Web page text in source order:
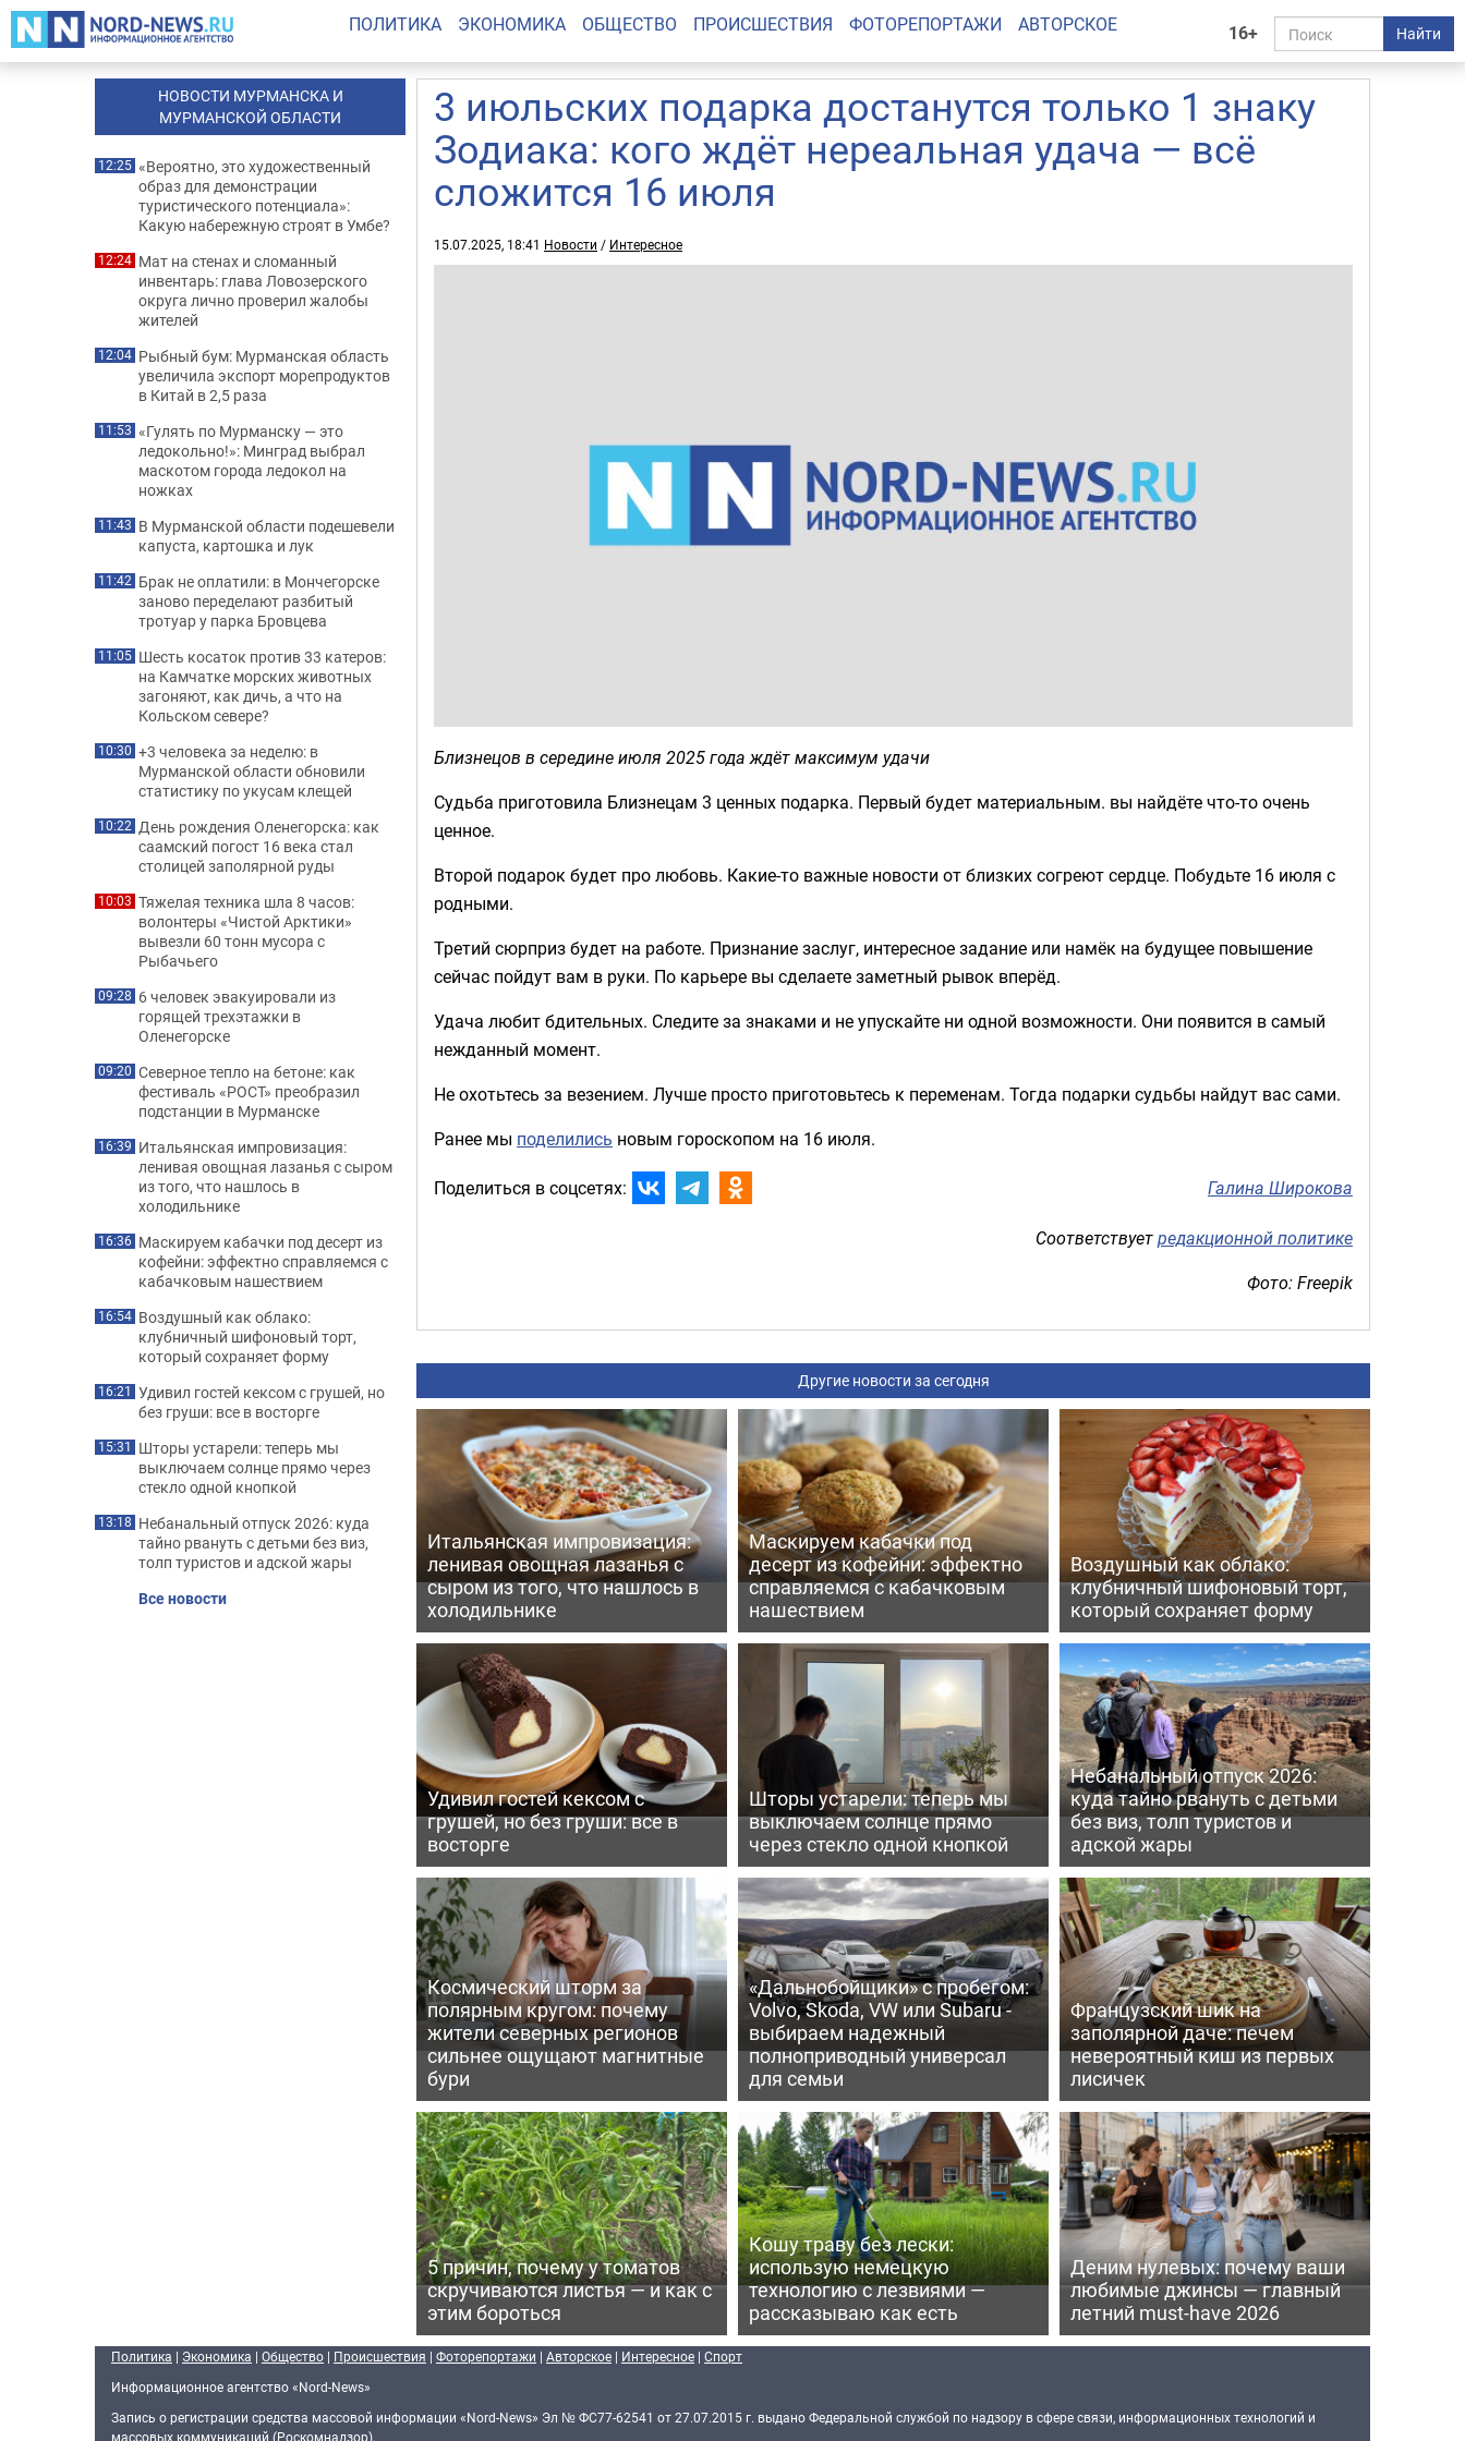
16+ Найти
ПОЛИТИКА ЭКОНОМИКА ОБЩЕСТВО ПРОИСШЕСТВИЯ ФОТОРЕПОРТАЖИ АВТОРСКОЕ
3 июльских подарка достанутся только 1 знаку
Зодиака: кого ждёт нереальная удача — всё
сложится 16 июля
15.07.2025, 18:41 Новости / Интересное
Близнецов в середине июля 2025 года ждёт максимум удачи
Судьба приготовила Близнецам 3 ценных подарка. Первый будет материальным. вы найдёте что-то очень
ценное.
Второй подарок будет про любовь. Какие-то важные новости от близких согреют сердце. Побудьте 16 июля с
родными.
Третий сюрприз будет на работе. Признание заслуг, интересное задание или намёк на будущее повышение
сейчас пойдут вам в руки. По карьере вы сделаете заметный рывок вперёд.
Удача любит бдительных. Следите за знаками и не упускайте ни одной возможности. Они появится в самый
нежданный момент.
Не охотьтесь за везением. Лучше просто приготовьтесь к переменам. Тогда подарки судьбы найдут вас сами.
Ранее мы поделились новым гороскопом на 16 июля.
Поделиться в соцсетях: Галина Широкова
Соответствуетредакционной политике
Фото: Freepik
Другие новости за сегодня
Итальянская импровизация:
ленивая овощная лазанья с
сыром из того, что нашлось в
холодильнике
Маскируем кабачки под
десерт из кофейни: эффектно
справляемся с кабачковым
нашествием
Воздушный как облако:
клубничный шифоновый торт,
который сохраняет форму
Удивил гостей кексом с
грушей, но без груши: все в
восторге
Шторы устарели: теперь мы
выключаем солнце прямо
через стекло одной кнопкой
Небанальный отпуск 2026:
куда тайно рвануть с детьми
без виз, толп туристов и
адской жары
Космический шторм за
полярным кругом: почему
жители северных регионов
сильнее ощущают магнитные
бури
«Дальнобойщики» с пробегом:
Volvo, Skoda, VW или Subaru -
выбираем надежный
полноприводный универсал
для семьи
Французский шик на
заполярной даче: печем
невероятный киш из первых
лисичек
5 причин, почему у томатов
скручиваются листья — и как с
этим бороться
Кошу траву без лески:
использую немецкую
технологию с лезвиями —
рассказываю как есть
Деним нулевых: почему ваши
любимые джинсы — главный
летний must-have 2026
НОВОСТИ МУРМАНСКА И
МУРМАНСКОЙ ОБЛАСТИ
12:25 «Вероятно, это художественный
образ для демонстрации
туристического потенциала»:
Какую набережную строят в Умбе?
12:24 Мат на стенах и сломанный
инвентарь: глава Ловозерского
округа лично проверил жалобы
жителей
12:04 Рыбный бум: Мурманская область
увеличила экспорт морепродуктов
в Китай в 2,5 раза
11:53 «Гулять по Мурманску — это
ледокольно!»: Минград выбрал
маскотом города ледокол на
ножках
11:43 В Мурманской области подешевели
капуста, картошка и лук
11:42 Брак не оплатили: в Мончегорске
заново переделают разбитый
тротуар у парка Бровцева
11:05 Шесть косаток против 33 катеров:
на Камчатке морских животных
загоняют, как дичь, а что на
Кольском севере?
10:30 +3 человека за неделю: в
Мурманской области обновили
статистику по укусам клещей
10:22 День рождения Оленегорска: как
саамский погост 16 века стал
столицей заполярной руды
10:03 Тяжелая техника шла 8 часов:
волонтеры «Чистой Арктики»
вывезли 60 тонн мусора с
Рыбачьего
09:28 6 человек эвакуировали из
горящей трехэтажки в
Оленегорске
09:20 Северное тепло на бетоне: как
фестиваль «РОСТ» преобразил
подстанции в Мурманске
16:39 Итальянская импровизация:
ленивая овощная лазанья с сыром
из того, что нашлось в
холодильнике
16:36 Маскируем кабачки под десерт из
кофейни: эффектно справляемся с
кабачковым нашествием
16:54 Воздушный как облако:
клубничный шифоновый торт,
который сохраняет форму
16:21 Удивил гостей кексом с грушей, но
без груши: все в восторге
15:31 Шторы устарели: теперь мы
выключаем солнце прямо через
стекло одной кнопкой
13:18 Небанальный отпуск 2026: куда
тайно рвануть с детьми без виз,
толп туристов и адской жары
Все новости
Политика | Экономика | Общество | Происшествия | Фоторепортажи | Авторское | Интересное | Спорт
Информационное агентство «Nord-News»
Запись о регистрации средства массовой информации «Nord-News» Эл № ФС77-62541 от 27.07.2015 г. выдано Федеральной службой по надзору в сфере связи, информационных технологий и
массовых коммуникаций (Роскомнадзор).